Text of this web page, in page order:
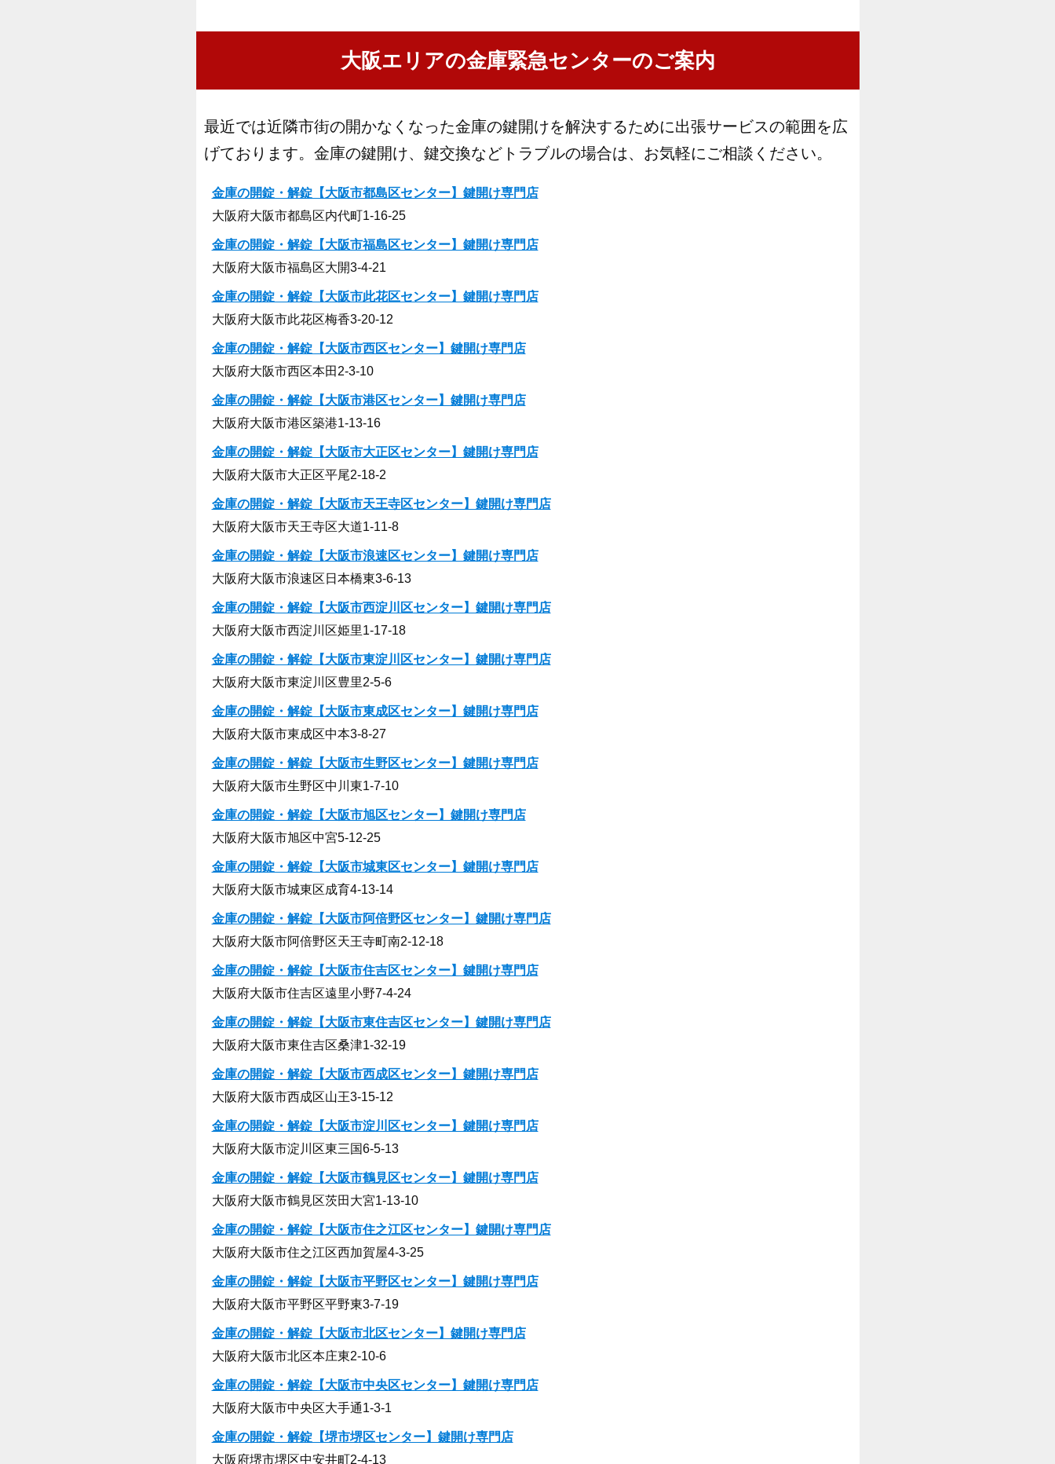
大阪エリアの金庫緊急センターのご案内
最近では近隣市街の開かなくなった金庫の鍵開けを解決するために出張サービスの範囲を広
げております。金庫の鍵開け、鍵交換などトラブルの場合は、お気軽にご相談ください。
金庫の開錠・解錠【大阪市都島区センター】鍵開け専門店
大阪府大阪市都島区内代町1-16-25
金庫の開錠・解錠【大阪市福島区センター】鍵開け専門店
大阪府大阪市福島区大開3-4-21
金庫の開錠・解錠【大阪市此花区センター】鍵開け専門店
大阪府大阪市此花区梅香3-20-12
金庫の開錠・解錠【大阪市西区センター】鍵開け専門店
大阪府大阪市西区本田2-3-10
金庫の開錠・解錠【大阪市港区センター】鍵開け専門店
大阪府大阪市港区築港1-13-16
金庫の開錠・解錠【大阪市大正区センター】鍵開け専門店
大阪府大阪市大正区平尾2-18-2
金庫の開錠・解錠【大阪市天王寺区センター】鍵開け専門店
大阪府大阪市天王寺区大道1-11-8
金庫の開錠・解錠【大阪市浪速区センター】鍵開け専門店
大阪府大阪市浪速区日本橋東3-6-13
金庫の開錠・解錠【大阪市西淀川区センター】鍵開け専門店
大阪府大阪市西淀川区姫里1-17-18
金庫の開錠・解錠【大阪市東淀川区センター】鍵開け専門店
大阪府大阪市東淀川区豊里2-5-6
金庫の開錠・解錠【大阪市東成区センター】鍵開け専門店
大阪府大阪市東成区中本3-8-27
金庫の開錠・解錠【大阪市生野区センター】鍵開け専門店
大阪府大阪市生野区中川東1-7-10
金庫の開錠・解錠【大阪市旭区センター】鍵開け専門店
大阪府大阪市旭区中宮5-12-25
金庫の開錠・解錠【大阪市城東区センター】鍵開け専門店
大阪府大阪市城東区成育4-13-14
金庫の開錠・解錠【大阪市阿倍野区センター】鍵開け専門店
大阪府大阪市阿倍野区天王寺町南2-12-18
金庫の開錠・解錠【大阪市住吉区センター】鍵開け専門店
大阪府大阪市住吉区遠里小野7-4-24
金庫の開錠・解錠【大阪市東住吉区センター】鍵開け専門店
大阪府大阪市東住吉区桑津1-32-19
金庫の開錠・解錠【大阪市西成区センター】鍵開け専門店
大阪府大阪市西成区山王3-15-12
金庫の開錠・解錠【大阪市淀川区センター】鍵開け専門店
大阪府大阪市淀川区東三国6-5-13
金庫の開錠・解錠【大阪市鶴見区センター】鍵開け専門店
大阪府大阪市鶴見区茨田大宮1-13-10
金庫の開錠・解錠【大阪市住之江区センター】鍵開け専門店
大阪府大阪市住之江区西加賀屋4-3-25
金庫の開錠・解錠【大阪市平野区センター】鍵開け専門店
大阪府大阪市平野区平野東3-7-19
金庫の開錠・解錠【大阪市北区センター】鍵開け専門店
大阪府大阪市北区本庄東2-10-6
金庫の開錠・解錠【大阪市中央区センター】鍵開け専門店
大阪府大阪市中央区大手通1-3-1
金庫の開錠・解錠【堺市堺区センター】鍵開け専門店
大阪府堺市堺区中安井町2-4-13